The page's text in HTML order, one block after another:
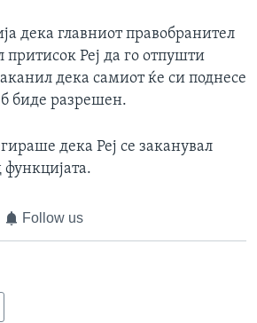
дека главниот правобранител
Реј да го отпушти
дека самиот ќе си поднесе
биде разрешен.
дека Реј се заканувал
Follow us